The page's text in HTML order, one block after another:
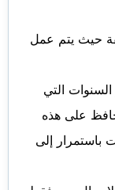
حيث يتم عمل
التي
على هذه
باستمرار إلى